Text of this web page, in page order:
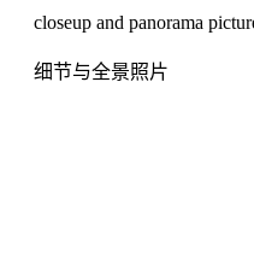
closeup and panorama
细节与全景照片